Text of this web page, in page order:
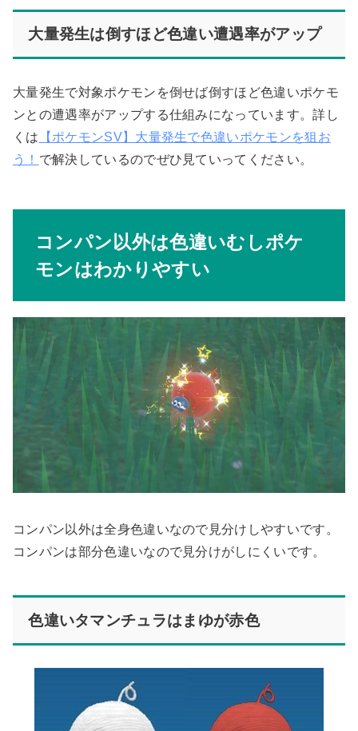
大量発生は倒すほど色違い遭遇率がアップ
大量発生で対象ポケモンを倒せば倒すほど色違いポケモ
ンとの遭遇率がアップする仕組みになっています。詳し
くは 【ポケモンSV】大量発生で色違いポケモンを狙お
う！ で解決しているのでぜひ見ていってください。
コンパン以外は色違いむしポケ
モンはわかりやすい
コンパン以外は全身色違いなので見分けしやすいです。
コンパンは部分色違いなので見分けがしにくいです。
色違いタマンチュラはまゆが赤色